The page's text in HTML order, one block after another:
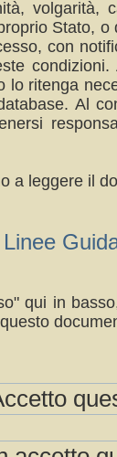
volgarità,
Stato,
con
ritenga
Al
a leggere il
qui in